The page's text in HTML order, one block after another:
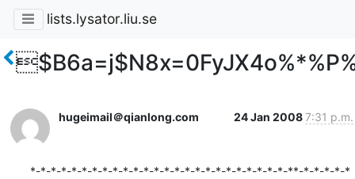
lists.lysator.liu.se
hugeimail＠qianlong.com 24 Jan 20087:31 p.m.
*-*-*-*-*-*-*-*-*-*-*-*-*-*-*-*-*-*-*-*-*-*-*-*-*-**-*-*-*-*-*